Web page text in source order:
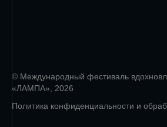
© Международный фестиваль
«ЛАМПА», 2026
Политика конфиденциальности и